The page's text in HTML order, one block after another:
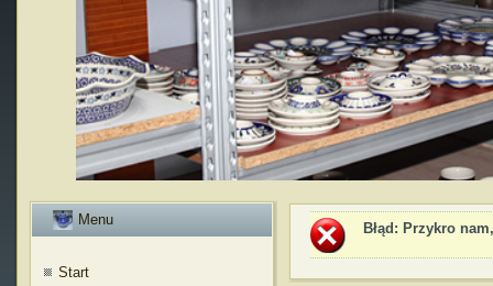
Menu
Start
Błąd : Przykro